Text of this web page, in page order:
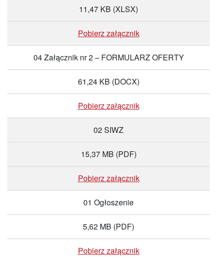
11,47 KB (XLSX)
Pobierz załącznik
04 Załącznik nr 2 – FORMULARZ OFERTY
61,24 KB (DOCX)
Pobierz załącznik
02 SIWZ
15,37 MB (PDF)
Pobierz załącznik
01 Ogłoszenie
5,62 MB (PDF)
Pobierz załącznik